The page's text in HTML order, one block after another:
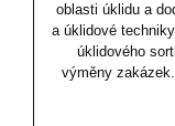
oblasti úklidu a
a úklidové
úklidového
výměny